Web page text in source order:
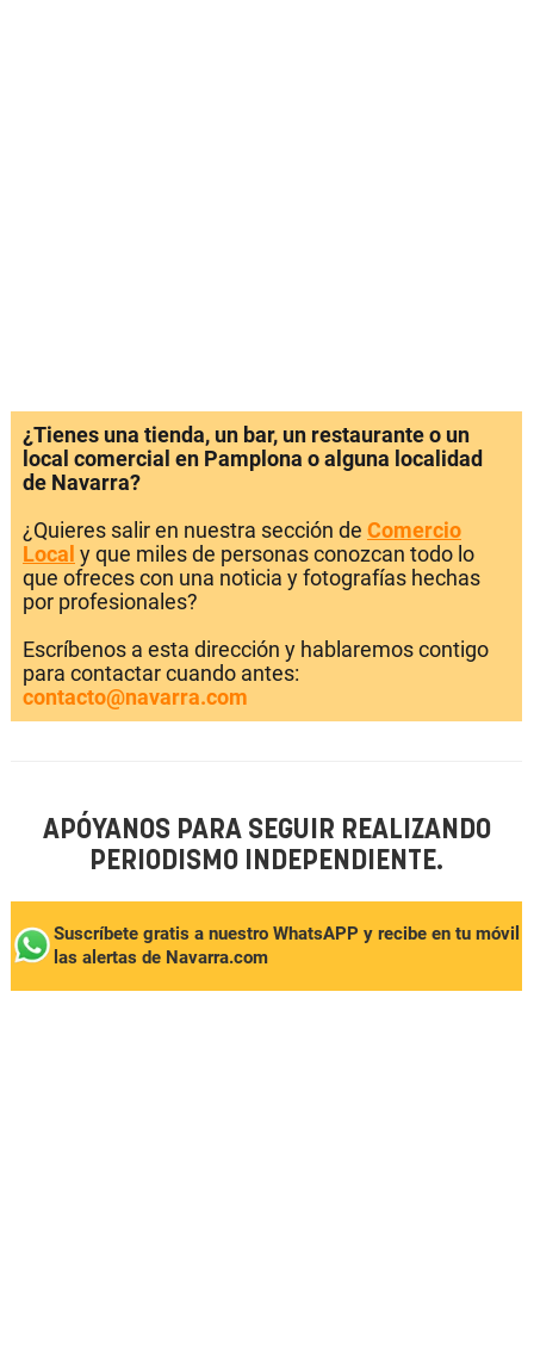
¿Tienes una tienda, un bar, un restaurante o un
local comercial en Pamplona o alguna localidad
de Navarra?
¿Quieres salir en nuestra sección de Comercio
Local y que miles de personas conozcan todo lo
que ofreces con una noticia y fotografías hechas
por profesionales?
Escríbenos a esta dirección y hablaremos contigo
para contactar cuando antes:
contacto@navarra.com
APÓYANOS PARA SEGUIR REALIZANDO
PERIODISMO INDEPENDIENTE.
Suscríbete gratis a nuestro WhatsAPP y recibe en tu móvil
las alertas de Navarra.com